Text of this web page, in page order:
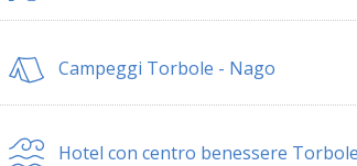
Campeggi Torbole - Nago
Hotel con centro benessere